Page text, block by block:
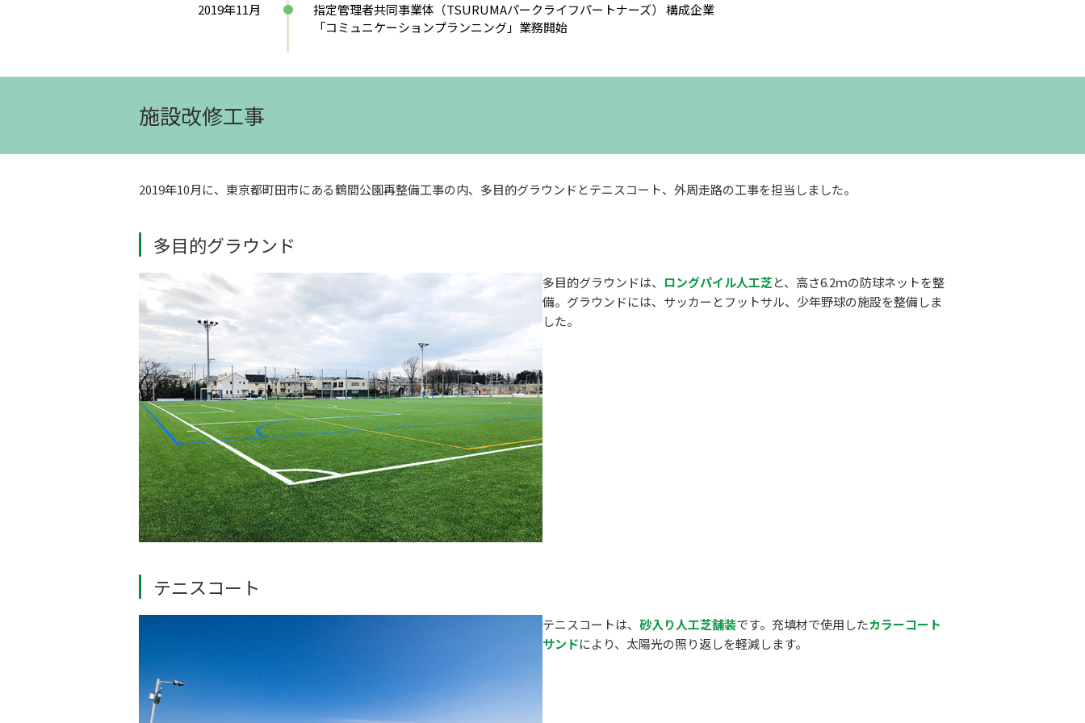
2019年11月
指定管理者共同事業体（TSURUMAパークライフパートナーズ） 構成企業
「コミュニケーションプランニング」業務開始
施設改修工事
2019年10月に、東京都町田市にある鶴間公園再整備工事の内、多目的グラウンドとテニスコート、外周走路の工事を担当しました。
多目的グラウンド
多目的グラウンドは、 ロングパイル人工芝と、高さ6.2ｍの防球ネットを整
備。グラウンドには、サッカーとフットサル、少年野球の施設を整備しま
した。
テニスコート
テニスコートは、 砂入り人工芝舗装です。充填材で使用したカラーコート
サンドにより、太陽光の照り返しを軽減します。